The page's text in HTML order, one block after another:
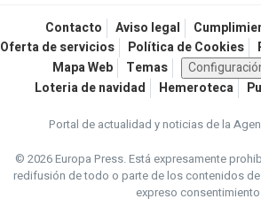
Contacto Aviso legal
Oferta de servicios
Política de Cookies
Mapa Web
Temas
Loteria de navidad
Hemeroteca
Portal de actualidad y noticias de la
© 2026 Europa Press.Está expresamente
redifusión de todo o parte de los contenidos
expreso